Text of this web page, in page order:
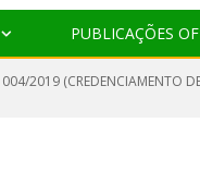
PUBLICAÇÕES
2019 (CREDENCIAMENTO